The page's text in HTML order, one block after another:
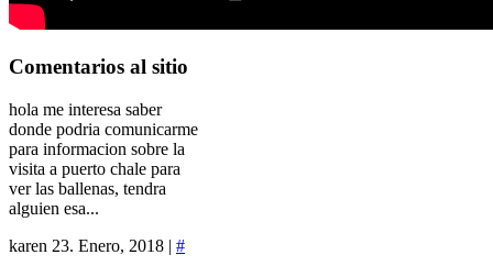
Comentarios al sitio
hola me interesa saber
donde podria comunicarme
para informacion sobre la
visita a puerto chale para
ver las ballenas, tendra
alguien esa...
karen 23. Enero, 2018 | #